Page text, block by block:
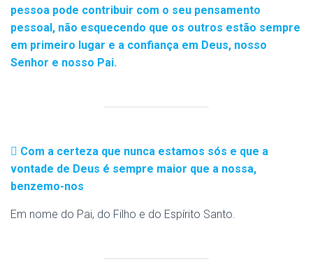
pessoa pode contribuir com o seu pensamento
pessoal, não esquecendo que os outros estão sempre
em primeiro lugar e a confiança em Deus, nosso
Senhor e nosso Pai.
Com a certeza que nunca estamos sós e que a
vontade de Deus é sempre maior que a nossa,
benzemo-nos
Em nome do Pai, do Filho e do Espírito Santo.